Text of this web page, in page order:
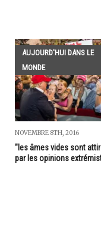
AUJOURD'HUI DANS LE
MONDE
NOVEMBRE 8TH, 2016
"les âmes vides sont
par les opinions